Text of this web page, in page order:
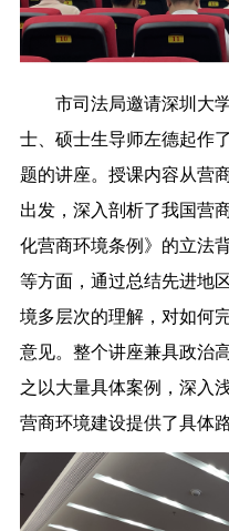
市司法局邀请深圳大学
士、硕士生导师左德起作
题的讲座。授课内容从营
出发，深入剖析了我国营
化营商环境条例》的立法
等方面，通过总结先进地
境多层次的理解，对如何
意见。整个讲座兼具政治
之以大量具体案例，深入
营商环境建设提供了具体路